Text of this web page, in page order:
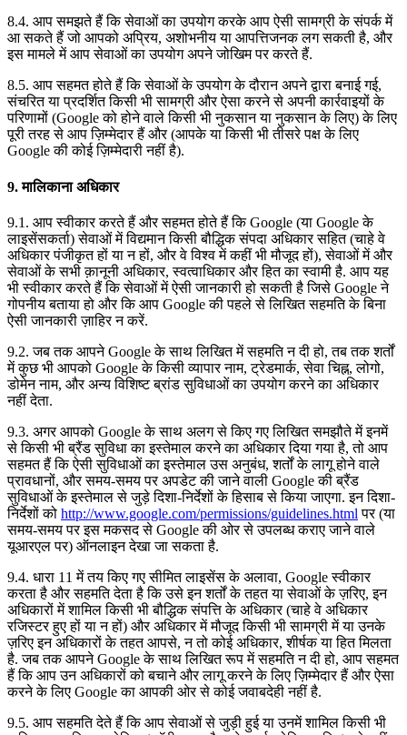
8.4. आप समझते हैं कि सेवाओं का उपयोग करके आप ऐसी सामग्री के संपर्क में
आ सकते हैं जो आपको अप्रिय, अशोभनीय या आपत्तिजनक लग सकती है, और
इस मामले में आप सेवाओं का उपयोग अपने जोखिम पर करते हैं.
8.5. आप सहमत होते हैं कि सेवाओं के उपयोग के दौरान अपने द्वारा बनाई गई,
संचरित या प्रदर्शित किसी भी सामग्री और ऐसा करने से अपनी कार्रवाइयों के
परिणामों (Google को होने वाले किसी भी नुकसान या नुकसान के लिए) के लिए
पूरी तरह से आप ज़िम्मेदार हैं और (आपके या किसी भी तीसरे पक्ष के लिए
Google की कोई ज़िम्मेदारी नहीं है).
9. मालिकाना अधिकार
9.1. आप स्वीकार करते हैं और सहमत होते हैं कि Google (या Google के
लाइसेंसकर्ता) सेवाओं में विद्यमान किसी बौद्धिक संपदा अधिकार सहित (चाहे वे
अधिकार पंजीकृत हों या न हों, और वे विश्व में कहीं भी मौजूद हों), सेवाओं में और
सेवाओं के सभी क़ानूनी अधिकार, स्वत्वाधिकार और हित का स्वामी है. आप यह
भी स्वीकार करते हैं कि सेवाओं में ऐसी जानकारी हो सकती है जिसे Google ने
गोपनीय बताया हो और कि आप Google की पहले से लिखित सहमति के बिना
ऐसी जानकारी ज़ाहिर न करें.
9.2. जब तक आपने Google के साथ लिखित में सहमति न दी हो, तब तक शर्तों
में कुछ भी आपको Google के किसी व्यापार नाम, ट्रेडमार्क, सेवा चिह्न, लोगो,
डोमेन नाम, और अन्य विशिष्ट ब्रांड सुविधाओं का उपयोग करने का अधिकार
नहीं देता.
9.3. अगर आपको Google के साथ अलग से किए गए लिखित समझौते में इनमें
से किसी भी ब्रैंड सुविधा का इस्तेमाल करने का अधिकार दिया गया है, तो आप
सहमत हैं कि ऐसी सुविधाओं का इस्तेमाल उस अनुबंध, शर्तों के लागू होने वाले
प्रावधानों, और समय-समय पर अपडेट की जाने वाली Google की ब्रैंड
सुविधाओं के इस्तेमाल से जुड़े दिशा-निर्देशों के हिसाब से किया जाएगा. इन दिशा-
निर्देशों को http://www.google.com/permissions/guidelines.html पर (या
समय-समय पर इस मकसद से Google की ओर से उपलब्ध कराए जाने वाले
यूआरएल पर) ऑनलाइन देखा जा सकता है.
9.4. धारा 11 में तय किए गए सीमित लाइसेंस के अलावा, Google स्वीकार
करता है और सहमति देता है कि उसे इन शर्तों के तहत या सेवाओं के ज़रिए, इन
अधिकारों में शामिल किसी भी बौद्धिक संपत्ति के अधिकार (चाहे वे अधिकार
रजिस्टर हुए हों या न हों) और अधिकार में मौजूद किसी भी सामग्री में या उनके
ज़रिए इन अधिकारों के तहत आपसे, न तो कोई अधिकार, शीर्षक या हित मिलता
है. जब तक आपने Google के साथ लिखित रूप में सहमति न दी हो, आप सहमत
हैं कि आप उन अधिकारों को बचाने और लागू करने के लिए ज़िम्मेदार हैं और ऐसा
करने के लिए Google का आपकी ओर से कोई जवाबदेही नहीं है.
9.5. आप सहमति देते हैं कि आप सेवाओं से जुड़ी हुई या उनमें शामिल किसी भी